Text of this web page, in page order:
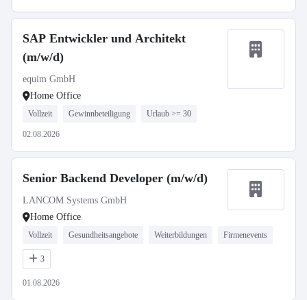
SAP Entwickler und Architekt
(m/w/d)
equim GmbH
Home Office
Vollzeit Gewinnbeteiligung Urlaub >= 30
02.08.2026
Senior Backend Developer (m/w/d)
LANCOM Systems GmbH
Home Office
Vollzeit Gesundheitsangebote Weiterbildungen Firmenevents
3
01.08.2026